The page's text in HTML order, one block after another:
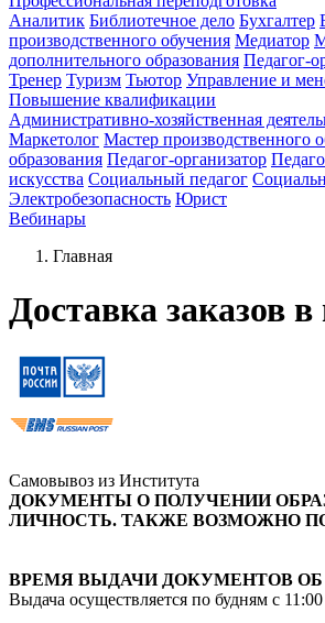
Аналитик Библиотечное дело Бухгалтер
производственного обучения Медиатор
дополнительного образования Педагог-
Тренер Туризм Тьютор Управление и
Повышение квалификации
Административно-хозяйственная
Маркетолог Мастер производственного
образования Педагог-организатор
искусства Социальный педагог
Электробезопасность Юрист
Вебинары
Главная
Доставка заказов
Самовывоз из Института
ДОКУМЕНТЫ О ПОЛУЧЕНИИ
ЛИЧНОСТЬ. ТАКЖЕ ВОЗМОЖНО
ВРЕМЯ ВЫДАЧИ ДОКУМЕНТОВ ОБ
Выдача осуществляется по будням с